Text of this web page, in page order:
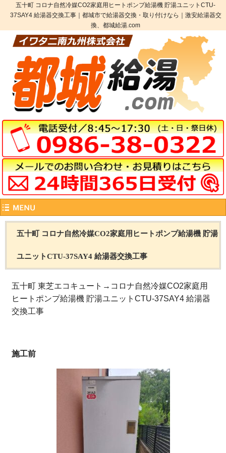
五十町 コロナ自然冷媒CO2家庭用ヒートポンプ給湯機 貯湯ユニットCTU-
37SAY4 給湯器交換工事｜都城市で給湯器交換・取り付けなら｜激安給湯器交
換、都城給湯.com
五十町 コロナ自然冷媒CO2家庭用ヒートポンプ給湯機 貯湯
ユニットCTU-37SAY4 給湯器交換工事
五十町 東芝エコキュート→コロナ自然冷媒CO2家庭用
ヒートポンプ給湯機 貯湯ユニットCTU-37SAY4 給湯器
交換工事
施工前